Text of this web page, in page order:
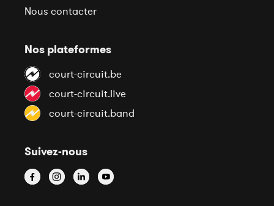
Nous contacter
Nos plateformes
court-circuit.be
court-circuit.live
court-circuit.band
Suivez-nous